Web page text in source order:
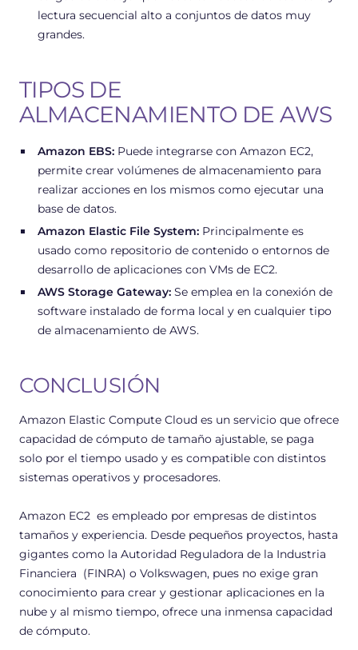
lectura secuencial alto a conjuntos de datos muy
grandes.
TIPOS DE
ALMACENAMIENTO DE AWS
Amazon EBS:Puede integrarse con Amazon EC2,
permite crear volúmenes de almacenamiento para
realizar acciones en los mismos como ejecutar una
base de datos.
Amazon Elastic File System:Principalmente es
usado como repositorio de contenido o entornos de
desarrollo de aplicaciones con VMs de EC2.
AWS Storage Gateway:Se emplea en la conexión de
software instalado de forma local y en cualquier tipo
de almacenamiento de AWS.
CONCLUSIÓN
Amazon Elastic Compute Cloud es un servicio que ofrece
capacidad de cómputo de tamaño ajustable, se paga
solo por el tiempo usado y es compatible con distintos
sistemas operativos y procesadores.
Amazon EC2 es empleado por empresas de distintos
tamaños y experiencia. Desde pequeños proyectos, hasta
gigantes como la Autoridad Reguladora de la Industria
Financiera (FINRA) o Volkswagen, pues no exige gran
conocimiento para crear y gestionar aplicaciones en la
nube y al mismo tiempo, ofrece una inmensa capacidad
de cómputo.